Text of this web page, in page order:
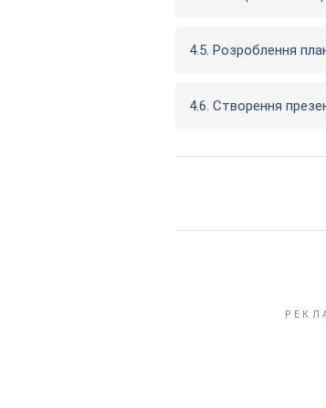
4.5. Розроблення
4.6. Створення